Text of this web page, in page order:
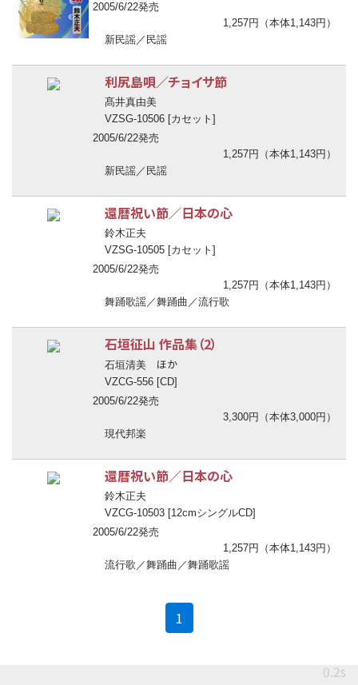
2005/6/22発売
1,257円（本体1,143円）
新民謡／民謡
利尻島唄／チョイサ節
髙井真由美
VZSG-10506 [カセット]
2005/6/22発売
1,257円（本体1,143円）
新民謡／民謡
還暦祝い節／日本の心
鈴木正夫
VZSG-10505 [カセット]
2005/6/22発売
1,257円（本体1,143円）
舞踊歌謡／舞踊曲／流行歌
石垣征山 作品集（2）
石垣清美 ほか
VZCG-556 [CD]
2005/6/22発売
3,300円（本体3,000円）
現代邦楽
還暦祝い節／日本の心
鈴木正夫
VZCG-10503 [12cmシングルCD]
2005/6/22発売
1,257円（本体1,143円）
流行歌／舞踊曲／舞踊歌謡
1
0.2s